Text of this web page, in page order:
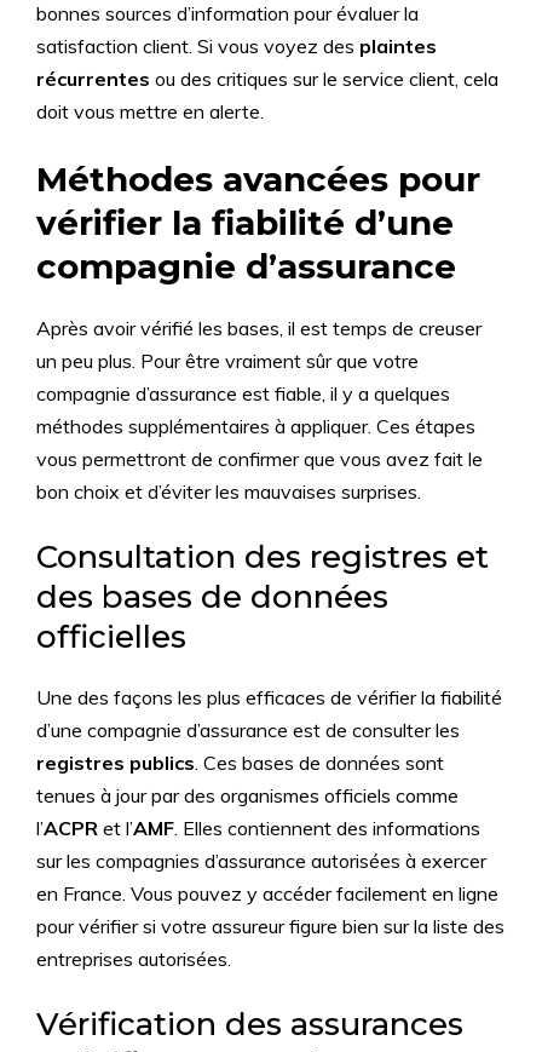
bonnes sources d’information pour évaluer la
satisfaction client. Si vous voyez des plaintes
récurrentes ou des critiques sur le service client, cela
doit vous mettre en alerte.
Méthodes avancées pour
vérifier la fiabilité d’une
compagnie d’assurance
Après avoir vérifié les bases, il est temps de creuser
un peu plus. Pour être vraiment sûr que votre
compagnie d’assurance est fiable, il y a quelques
méthodes supplémentaires à appliquer. Ces étapes
vous permettront de confirmer que vous avez fait le
bon choix et d’éviter les mauvaises surprises.
Consultation des registres et
des bases de données
officielles
Une des façons les plus efficaces de vérifier la fiabilité
d’une compagnie d’assurance est de consulter les
registres publics. Ces bases de données sont
tenues à jour par des organismes officiels comme
l’ACPR et l’AMF. Elles contiennent des informations
sur les compagnies d’assurance autorisées à exercer
en France. Vous pouvez y accéder facilement en ligne
pour vérifier si votre assureur figure bien sur la liste des
entreprises autorisées.
Vérification des assurances